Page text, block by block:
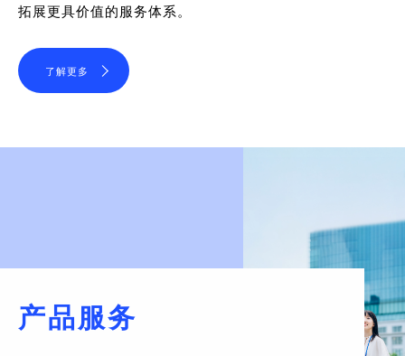
拓展更具价值的服务体系。
了解更多
产品服务